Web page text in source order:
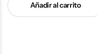
Añadir al carrito